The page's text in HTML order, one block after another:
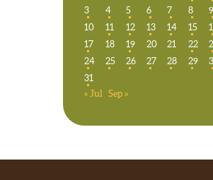
3
4 5 6 7 8
9
10
11 12 13 14 15
17
18 19 20 21 22
24
25 26 27 28 29
31
« Jul Sep »